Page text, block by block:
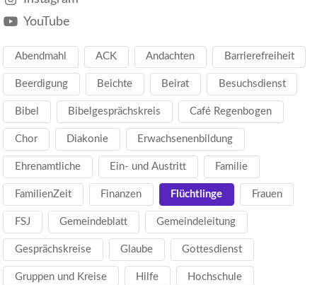
YouTube
Abendmahl ACK Andachten Barrierefreiheit
Beerdigung Beichte Beirat Besuchsdienst
Bibel Bibelgesprächskreis Café Regenbogen
Chor Diakonie Erwachsenenbildung
Ehrenamtliche Ein- und Austritt Familie
FamilienZeit Finanzen Flüchtlinge Frauen
FSJ Gemeindeblatt Gemeindeleitung
Gesprächskreise Glaube Gottesdienst
Gruppen und Kreise Hilfe Hochschule